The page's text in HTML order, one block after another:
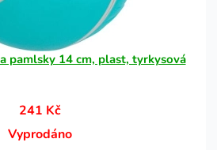
pamlsky 14 cm, plast, tyrkysová
241 Kč
Vyprodáno